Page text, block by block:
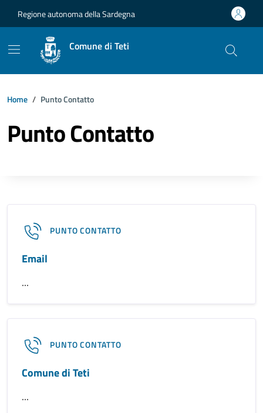
Regione autonoma della Sardegna
Comune di Teti
Home Punto Contatto
Punto Contatto
PUNTO CONTATTO
Email
...
PUNTO CONTATTO
Comune di Teti
...